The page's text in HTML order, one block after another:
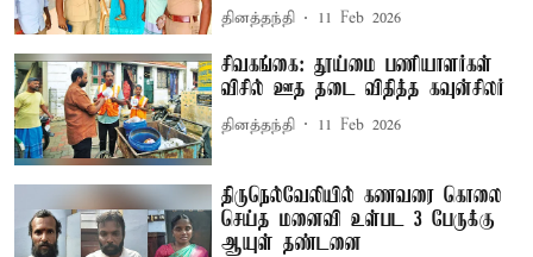
தினத்தந்தி 11 Feb 2026
சிவகங்கை: தூய்மை பணியாளர்கள்
விசில் ஊத தடை விதித்த கவுன்சிலர்
தினத்தந்தி 11 Feb 2026
திருநெல்வேலியில் கணவரை கொலை
செய்த மனைவி உள்பட 3 பேருக்கு
ஆயுள் தண்டனை